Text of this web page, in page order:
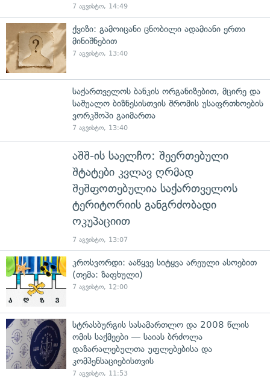
7 აგვისტო, 14:49
ქვიზი: გამოიცანი ცნობილი ადამიანი ერთი
მინიშნებით
7 აგვისტო, 13:40
საქართველოს ბანკის ორგანიზებით, მცირე და
საშუალო ბიზნესისთვის შრომის უსაფრთხოების
ვორკშოპი გაიმართა
7 აგვისტო, 13:40
აშშ-ის საელჩო: შეერთებული
შტატები კვლავ ღრმად
შეშფოთებულია საქართველოს
ტერიტორიის განგრძობადი
ოკუპაციით
7 აგვისტო, 13:07
კროსვორდი: ააწყვე სიტყვა არეული ასოებით
(თემა: ზაფხული)
7 აგვისტო, 12:00
სტრასბურგის სასამართლო და 2008 წლის
ომის საქმეები — საიას ბრძოლა
დაზარალებულთა უფლებებისა და
კომპენსაციებისთვის
7 აგვისტო, 11:53